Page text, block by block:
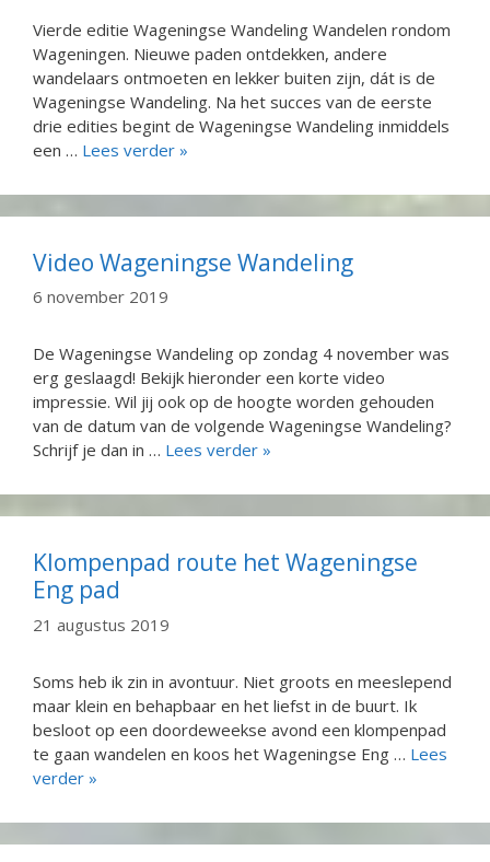
Vierde editie Wageningse Wandeling Wandelen rondom
Wageningen. Nieuwe paden ontdekken, andere
wandelaars ontmoeten en lekker buiten zijn, dát is de
Wageningse Wandeling. Na het succes van de eerste
drie edities begint de Wageningse Wandeling inmiddels
een … Lees verder »
Video Wageningse Wandeling
6 november 2019
De Wageningse Wandeling op zondag 4 november was
erg geslaagd! Bekijk hieronder een korte video
impressie. Wil jij ook op de hoogte worden gehouden
van de datum van de volgende Wageningse Wandeling?
Schrijf je dan in … Lees verder »
Klompenpad route het Wageningse
Eng pad
21 augustus 2019
Soms heb ik zin in avontuur. Niet groots en meeslepend
maar klein en behapbaar en het liefst in de buurt. Ik
besloot op een doordeweekse avond een klompenpad
te gaan wandelen en koos het Wageningse Eng … Lees
verder »